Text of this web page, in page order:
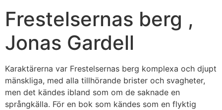
Frestelsernas berg ,
Jonas Gardell
Karaktärerna var Frestelsernas berg komplexa och djupt
mänskliga, med alla tillhörande brister och svagheter,
men det kändes ibland som om de saknade en
språngkälla. För en bok som kändes som en flyktig